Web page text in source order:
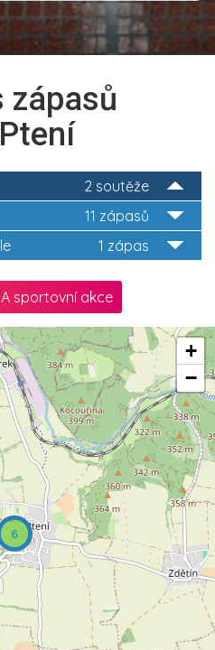
zápasů
2 soutěže
11 zápasů
1 zápas
sportovní akce
6
+
−